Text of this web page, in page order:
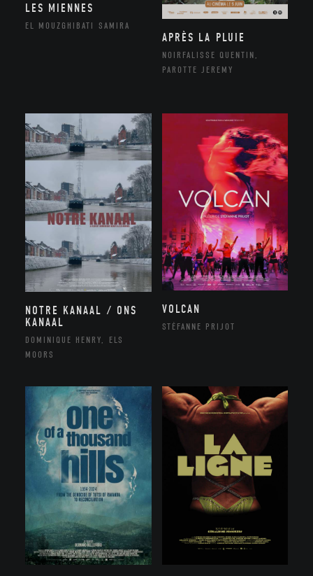
LES MIENNES
EL MOUZGHIBATI SAMIRA
APRÈS LA PLUIE
NOIRFALISSE QUENTIN,
PAROTTE JEREMY
NOTRE KANAAL / ONS
KANAAL
DOMINIQUE HENRY, ELS
MOORS
VOLCAN
STÉFANNE PRIJOT